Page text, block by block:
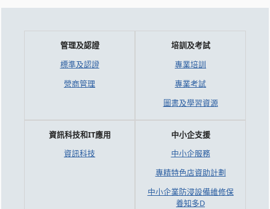
管理及認證
標準及認證
營商管理
培訓及考試
專業培訓
專業考試
圖書及學習資源
資訊科技和IT應用
資訊科技
中小企支援
中小企服務
專精特色店資助計劃
中小企業防浸設備維修保
養知多D